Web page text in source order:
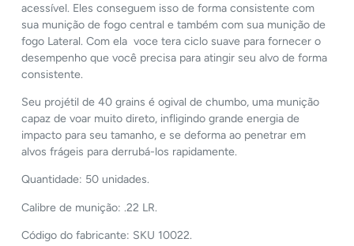
acessível. Eles conseguem isso de forma consistente com
sua munição de fogo central e também com sua munição de
fogo Lateral. Com ela voce tera ciclo suave para fornecer o
desempenho que você precisa para atingir seu alvo de forma
consistente.
Seu projétil de 40 grains é ogival de chumbo, uma munição
capaz de voar muito direto, infligindo grande energia de
impacto para seu tamanho, e se deforma ao penetrar em
alvos frágeis para derrubá-los rapidamente.
Quantidade: 50 unidades.
Calibre de munição: .22 LR.
Código do fabricante: SKU 10022.